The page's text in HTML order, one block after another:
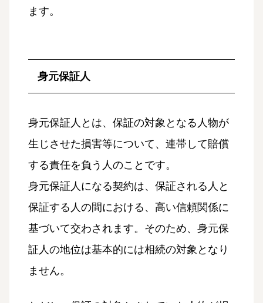
ます。
身元保証人
身元保証人とは、保証の対象となる人物が
生じさせた損害等について、連帯して賠償
する責任を負う人のことです。
身元保証人になる契約は、保証される人と
保証する人の間における、高い信頼関係に
基づいて交わされます。そのため、身元保
証人の地位は基本的には相続の対象となり
ません。